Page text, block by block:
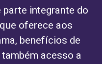
parte integrante do
oferece aos
benefícios de
acesso a